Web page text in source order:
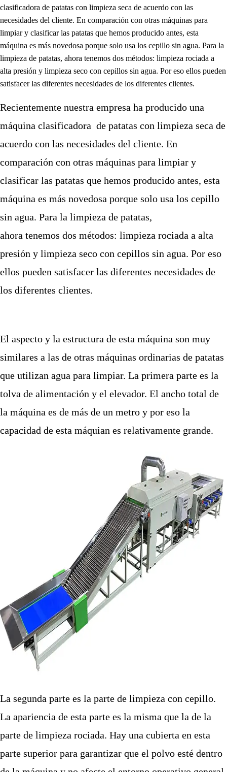
clasificadora de patatas con limpieza seca de acuerdo con las
necesidades del cliente. En comparación con otras máquinas para
limpiar y clasificar las patatas que hemos producido antes, esta
máquina es más novedosa porque solo usa los cepillo sin agua. Para la
limpieza de patatas, ahora tenemos dos métodos: limpieza rociada a
alta presión y limpieza seco con cepillos sin agua. Por eso ellos pueden
satisfacer las diferentes necesidades de los diferentes clientes.
Recientemente nuestra empresa ha producido una
máquina clasificadora de patatas con limpieza seca de
acuerdo con las necesidades del cliente. En
comparación con otras máquinas para limpiar y
clasificar las patatas que hemos producido antes, esta
máquina es más novedosa porque solo usa los cepillo
sin agua. Para la limpieza de patatas,
ahora tenemos dos métodos: limpieza rociada a alta
presión y limpieza seco con cepillos sin agua. Por eso
ellos pueden satisfacer las diferentes necesidades de
los diferentes clientes.
El aspecto y la estructura de esta máquina son muy
similares a las de otras máquinas ordinarias de patatas
que utilizan agua para limpiar. La primera parte es la
tolva de alimentación y el elevador. El ancho total de
la máquina es de más de un metro y por eso la
capacidad de esta máquian es relativamente grande.
La segunda parte es la parte de limpieza con cepillo.
La apariencia de esta parte es la misma que la de la
parte de limpieza rociada. Hay una cubierta en esta
parte superior para garantizar que el polvo esté dentro